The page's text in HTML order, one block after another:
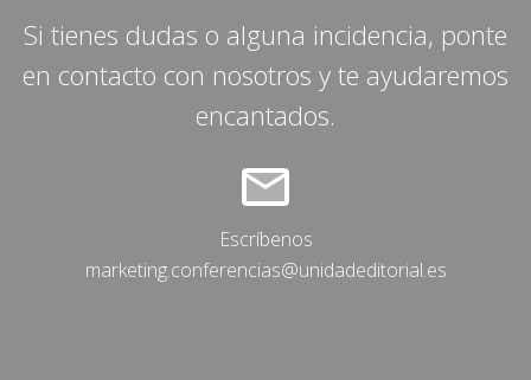
Si tienes dudas o alguna incidencia, ponte
en contacto con nosotros y te ayudaremos
encantados.
Escríbenos
marketing.conferencias@unidadeditorial.es